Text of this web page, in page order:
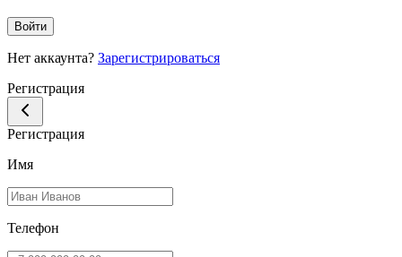
Войти
Нет аккаунта? Зарегистрироваться
Регистрация
Регистрация
Имя
Телефон